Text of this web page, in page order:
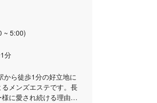
身体を芯から満たし、
心ゆくまでご堪能くだ
~ 5:00)
分
から徒歩1分の好立地に
メンズエステです。長
に愛され続ける理由